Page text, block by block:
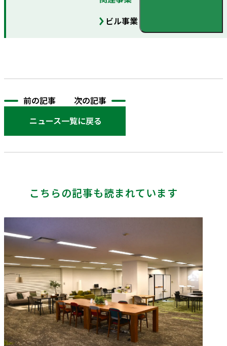
ビル事業
前の記事
ニュース一覧に戻る
次の記事
こちらの記事も読まれています